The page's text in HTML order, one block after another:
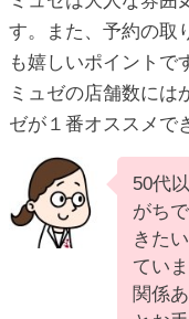
す。また、予約の取
も嬉しいポイントで
ミュゼの店舗数には
ゼが１番オススメで
50代
がち
きた
てい
関係